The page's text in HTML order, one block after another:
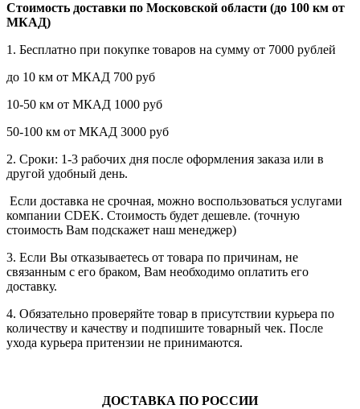
Стоимость доставки по Московской области (до 100 км от
МКАД)
1. Бесплатно при покупке товаров на сумму от 7000 рублей
до 10 км от МКАД 700 руб
10-50 км от МКАД 1000 руб
50-100 км от МКАД 3000 руб
2. Сроки: 1-3 рабочих дня после оформления заказа или в
другой удобный день.
Если доставка не срочная, можно воспользоваться услугами
компании СDEK. Стоимость будет дешевле. (точную
стоимость Вам подскажет наш менеджер)
3. Если Вы отказываетесь от товара по причинам, не
связанным с его браком, Вам необходимо оплатить его
доставку.
4. Обязательно проверяйте товар в присутствии курьера по
количеству и качеству и подпишите товарный чек. После
ухода курьера притензии не принимаются.
ДОСТАВКА ПО РОССИИ